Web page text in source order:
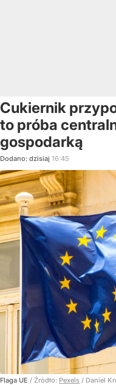
Cukiernik
to próba
gospodarką
Dodano: dzisiaj 16:45
Flaga UE / Źródło: Pexels / Daniel